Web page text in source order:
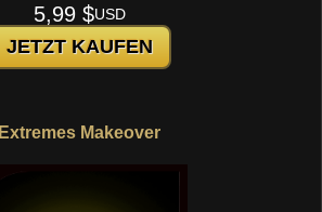
5,99 $USD
JETZT KAUFEN
Extremes Makeover